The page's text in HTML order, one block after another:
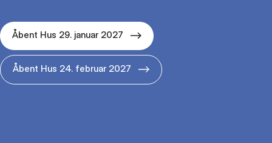
Åbent Hus 29. januar 2027
Åbent Hus 24. februar 2027